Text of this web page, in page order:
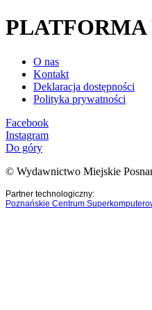
PLATFORMA
O nas
Kontakt
Deklaracja dostępności
Polityka prywatności
Facebook
Instagram
Do góry
© Wydawnictwo Miejskie
Partner technologiczny:
Poznańskie Centrum